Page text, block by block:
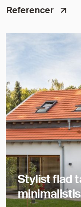
Referencer
Stylist flad